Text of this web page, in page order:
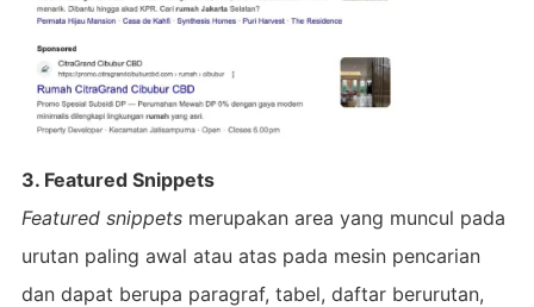
3. Featured Snippets
Featured snippets merupakan area yang muncul pada
urutan paling awal atau atas pada mesin pencarian
dan dapat berupa paragraf, tabel, daftar berurutan,